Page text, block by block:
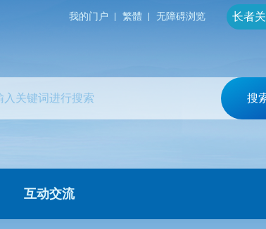
我的门户 繁體 无障碍浏览 长者
搜
互动交流